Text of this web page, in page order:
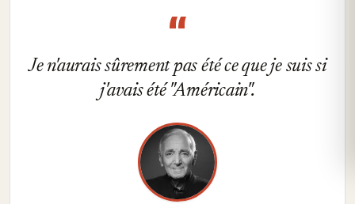
“
Je n'aurais sûrement pas été ce que je suis si
j'avais été "Américain".